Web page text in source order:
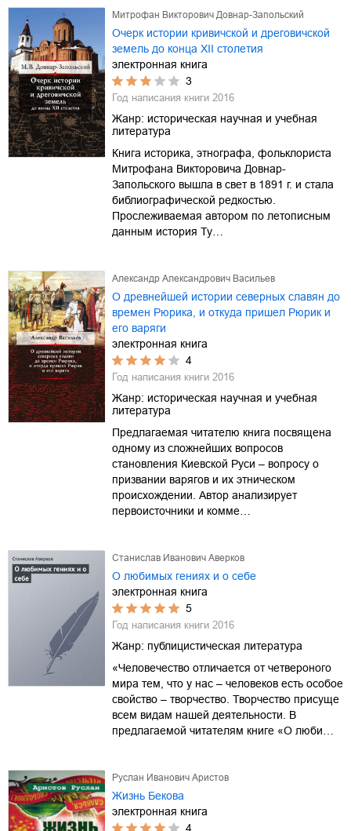
Митрофан Викторович Довнар-Запольский
Очерк истории кривичской и дреговичской
земель до конца XII столетия
электронная книга
3
Год написания книги 2016
Жанр: историческая научная и учебная
литература
Книга историка, этнографа, фольклориста
Митрофана Викторовича Довнар-
Запольского вышла в свет в 1891 г. и стала
библиографической редкостью.
Прослеживаемая автором по летописным
данным история Ту…
Александр Александрович Васильев
О древнейшей истории северных славян до
времен Рюрика, и откуда пришел Рюрик и
его варяги
электронная книга
4
Год написания книги 2016
Жанр: историческая научная и учебная
литература
Предлагаемая читателю книга посвящена
одному из сложнейших вопросов
становления Киевской Руси – вопросу о
призвании варягов и их этническом
происхождении. Автор анализирует
первоисточники и комме…
Станислав Иванович Аверков
О любимых гениях и о себе
электронная книга
5
Год написания книги 2016
Жанр: публицистическая литература
«Человечество отличается от четвероного
мира тем, что у нас – человеков есть особое
свойство – творчество. Творчество присуще
всем видам нашей деятельности. В
предлагаемой читателям книге «О люби…
Руслан Иванович Аристов
Жизнь Бекова
электронная книга
4